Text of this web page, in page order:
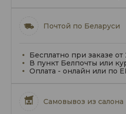
Почтой по Беларуси
Бесплатно при заказе от
В пункт Белпочты или
Оплата - онлайн или по
Самовывоз из салона